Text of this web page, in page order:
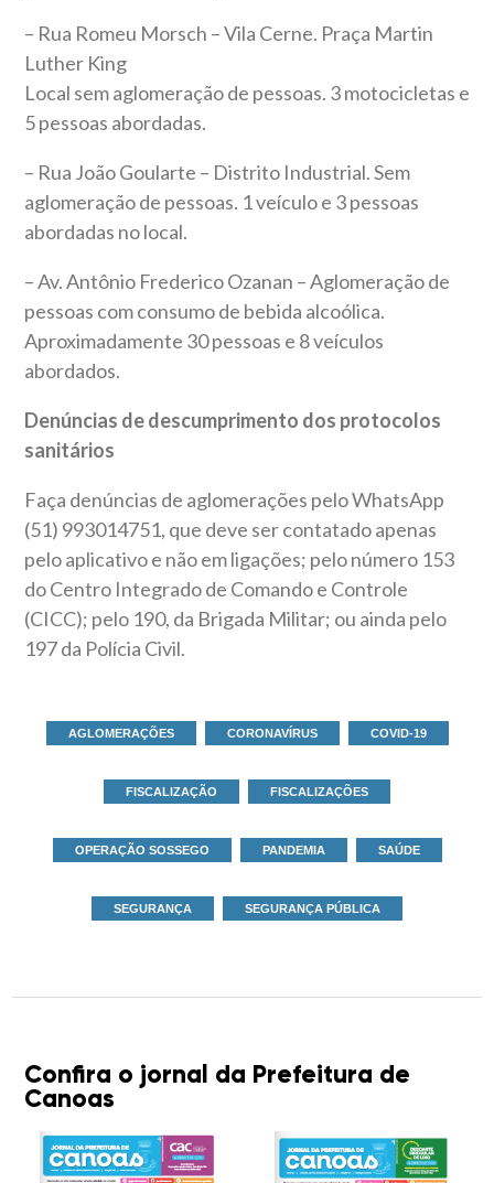
– Rua Romeu Morsch – Vila Cerne. Praça Martin
Luther King
Local sem aglomeração de pessoas. 3 motocicletas e
5 pessoas abordadas.
– Rua João Goularte – Distrito Industrial. Sem
aglomeração de pessoas. 1 veículo e 3 pessoas
abordadas no local.
– Av. Antônio Frederico Ozanan – Aglomeração de
pessoas com consumo de bebida alcoólica.
Aproximadamente 30 pessoas e 8 veículos
abordados.
Denúncias de descumprimento dos protocolos
sanitários
Faça denúncias de aglomerações pelo WhatsApp
(51) 993014751, que deve ser contatado apenas
pelo aplicativo e não em ligações; pelo número 153
do Centro Integrado de Comando e Controle
(CICC); pelo 190, da Brigada Militar; ou ainda pelo
197 da Polícia Civil.
AGLOMERAÇÕES CORONAVÍRUS COVID-19
FISCALIZAÇÃO FISCALIZAÇÕES
OPERAÇÃO SOSSEGO PANDEMIA SAÚDE
SEGURANÇA SEGURANÇA PÚBLICA
Confira o jornal da Prefeitura de
Canoas